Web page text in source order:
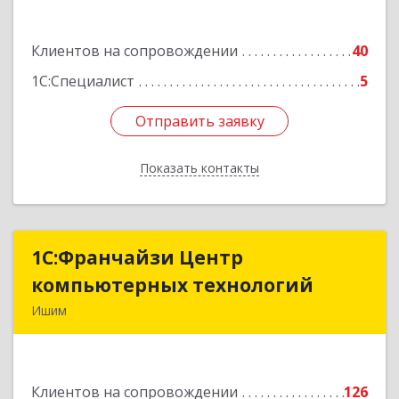
Клиентов на сопровождении
40
1С:Специалист
5
Отправить заявку
Показать контакты
Подробнее
Отправить заявку
Назад
1С:Франчайзи Центр
компьютерных технологий
Ишим
Клиентов на сопровождении
126
1С:Франчайзи Центр
компьютерных технологий
Подробнее